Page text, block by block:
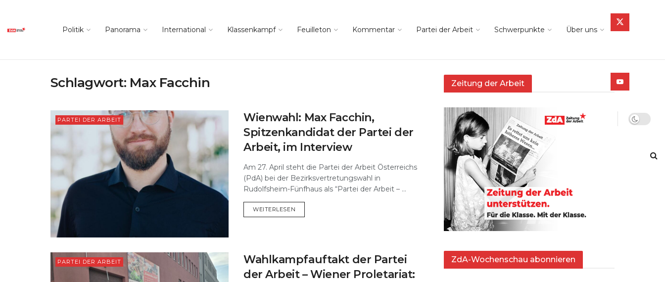
Politik Panorama International Klassenkampf Feuilleton Kommentar Partei der Arbeit Schwerpunkte Über uns
Schlagwort: Max Facchin
PARTEI DER ARBEIT
Wienwahl: Max Facchin,
Spitzenkandidat der Partei der
Arbeit, im Interview
Am 27. April steht die Partei der Arbeit Österreichs
(PdA) bei der Bezirksvertretungswahl in
Rudolfsheim-Fünfhaus als “Partei der Arbeit – ...
WEITERLESEN
PARTEI DER ARBEIT
Wahlkampfauftakt der Partei
der Arbeit – Wiener Proletariat:
Zeitung der Arbeit
ZdA-Wochenschau abonnieren